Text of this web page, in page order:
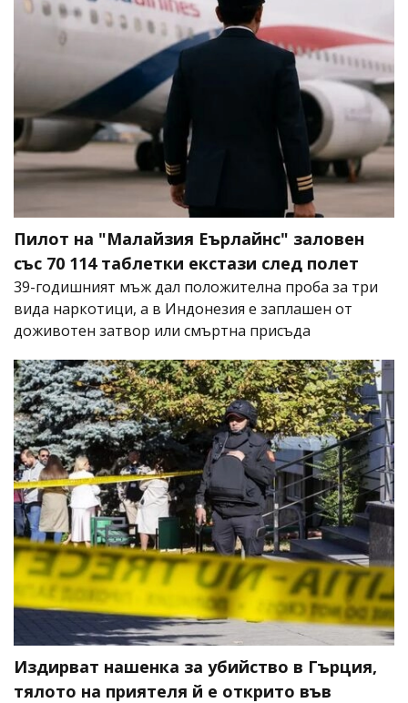
Пилот на "Малайзия Еърлайнс" заловен
със 70 114 таблетки екстази след полет
39-годишният мъж дал положителна проба за три
вида наркотици, а в Индонезия е заплашен от
доживотен затвор или смъртна присъда
Издирват нашенка за убийство в Гърция,
тялото на приятеля й е открито във